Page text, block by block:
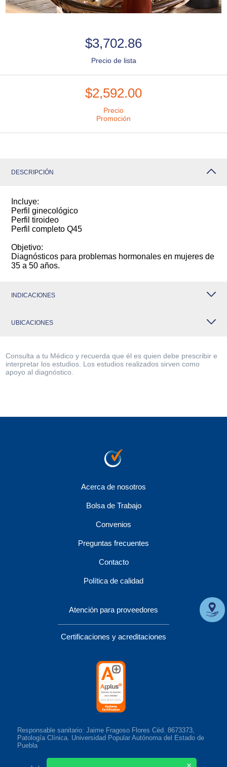
$3,702.86
Precio de lista
$2,592.00
Precio
Promoción
DESCRIPCIÓN
Incluye:
Perfil ginecológico
Perfil tiroideo
Perfil completo Q45
Objetivo:
Diagnósticos para problemas hormonales en mujeres de
35 a 50 años.
INDICACIONES
UBICACIONES
Consulta a tu Médico y recuerda que él es quien debe prescribir e
interpretar los estudios. Los estudios realizados sirven como
apoyo al diagnóstico.
Acerca de nosotros
Bolsa de Trabajo
Convenios
Preguntas frecuentes
Contacto
Política de calidad
Atención para proveedores
Certificaciones y acreditaciones
Responsable sanitario: Jaime Fragoso Flores Céd. 8673373,
Patología Clínica. Universidad Popular Autónoma del Estado de
Puebla